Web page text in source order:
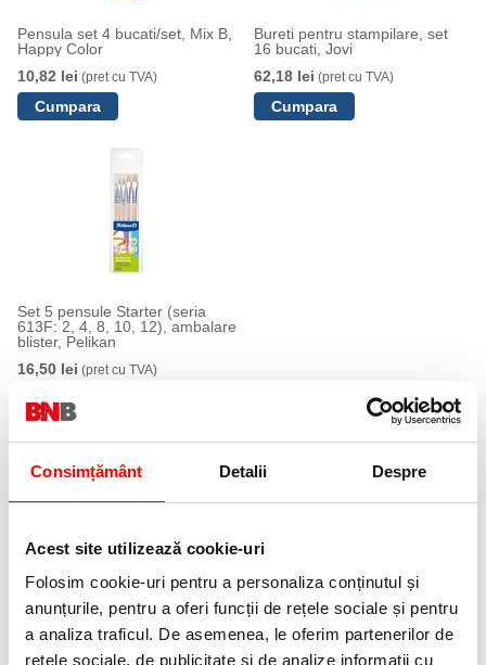
Consimțământ Detalii Despre
Acest site utilizează cookie-uri
Folosim cookie-uri pentru a personaliza conținutul și
anunțurile, pentru a oferi funcții de rețele sociale și pentru
a analiza traficul. De asemenea, le oferim partenerilor de
rețele sociale, de publicitate și de analize informații cu
Pensula set 4 bucati/set, Mix B,
Happy Color
10,82 lei (pret cu TVA)
Bureti pentru stampilare, set
16 bucati, Jovi
62,18 lei (pret cu TVA)
Set 5 pensule Starter (seria
613F: 2, 4, 8, 10, 12), ambalare
blister, Pelikan
16,50 lei (pret cu TVA)
21 %
Tablita din plastic 2 in 1 cu Tablita scriere cu accesorii